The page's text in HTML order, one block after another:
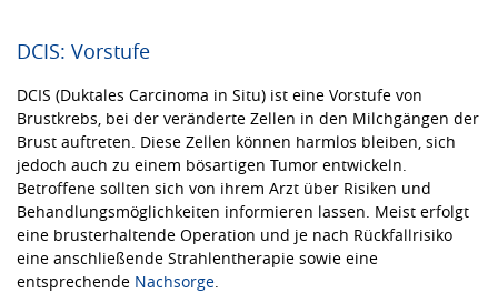
DCIS: Vorstufe
DCIS (Duktales Carcinoma in Situ) ist eine Vorstufe von
Brustkrebs, bei der veränderte Zellen in den Milchgängen der
Brust auftreten. Diese Zellen können harmlos bleiben, sich
jedoch auch zu einem bösartigen Tumor entwickeln.
Betroffene sollten sich von ihrem Arzt über Risiken und
Behandlungsmöglichkeiten informieren lassen. Meist erfolgt
eine brusterhaltende Operation und je nach Rückfallrisiko
eine anschließende Strahlentherapie sowie eine
entsprechende Nachsorge